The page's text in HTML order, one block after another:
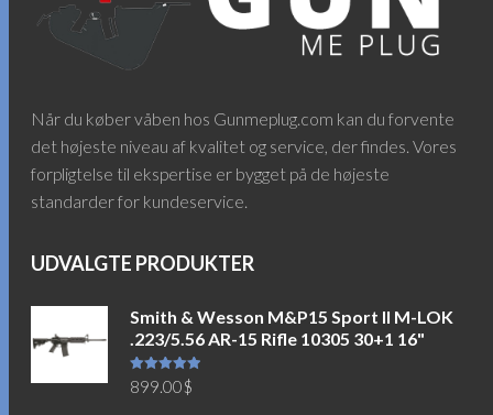
Når du køber våben hos Gunmeplug.com kan du forvente
det højeste niveau af kvalitet og service, der findes. Vores
forpligtelse til ekspertise er bygget på de højeste
standarder for kundeservice.
UDVALGTE PRODUKTER
Smith & Wesson M&P15 Sport II M-LOK
.223/5.56 AR-15 Rifle 10305 30+1 16"
Vurderet
5.00ud af
899.00$